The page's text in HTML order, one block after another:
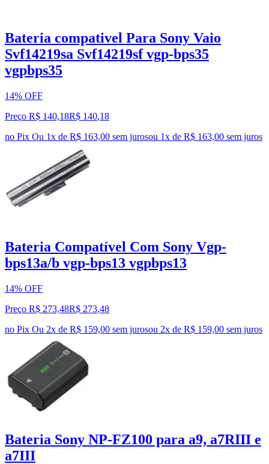
Bateria compativel Para Sony Vaio
Svf14219sa Svf14219sf vgp-bps35
vgpbps35
14% OFF
Preço R$ 140,18R$ 140,18
no Pix Ou 1x de R$ 163,00 sem jurosou 1x de R$ 163,00 sem juros
Bateria Compatível Com Sony Vgp-
bps13a/b vgp-bps13 vgpbps13
14% OFF
Preço R$ 273,48R$ 273,48
no Pix Ou 2x de R$ 159,00 sem jurosou 2x de R$ 159,00 sem juros
Bateria Sony NP-FZ100 para a9, a7RIII e
a7III